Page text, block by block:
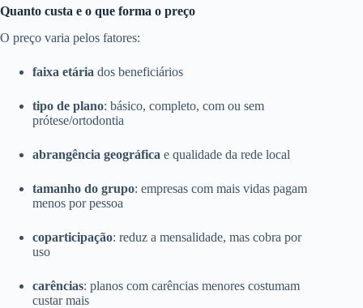
Quanto custa e o que forma o preço
O preço varia pelos fatores:
faixa etária dos beneficiários
tipo de plano: básico, completo, com ou sem
prótese/ortodontia
abrangência geográfica e qualidade da rede local
tamanho do grupo: empresas com mais vidas pagam
menos por pessoa
coparticipação: reduz a mensalidade, mas cobra por
uso
carências: planos com carências menores costumam
custar mais